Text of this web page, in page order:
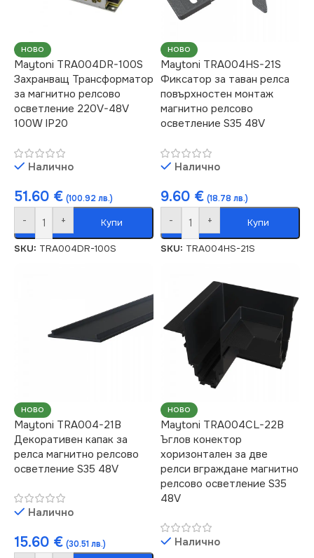
НОВО
Maytoni TRA004DR-100S
Захранващ Трансформатор
за магнитно релсово
осветление 220V-48V
100W IP20
Налично
51.60 € (100.92 лв.)
- + Купи
SKU: TRA004DR-100S
НОВО
Maytoni TRA004HS-21S
Фиксатор за таван релса
повърхностен монтаж
магнитно релсово
осветление S35 48V
Налично
9.60 € (18.78 лв.)
- + Купи
SKU: TRA004HS-21S
НОВО
Maytoni TRA004-21B
Декоративен капак за
релса магнитно релсово
осветление S35 48V
Налично
15.60 € (30.51 лв.)
НОВО
Maytoni TRA004CL-22B
Ъглов конектор
хоризонтален за две
релси вграждане магнитно
релсово осветление S35
48V
Налично